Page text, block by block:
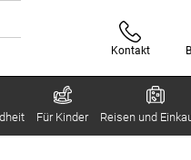
Kontakt
Für Kinder Reisen und